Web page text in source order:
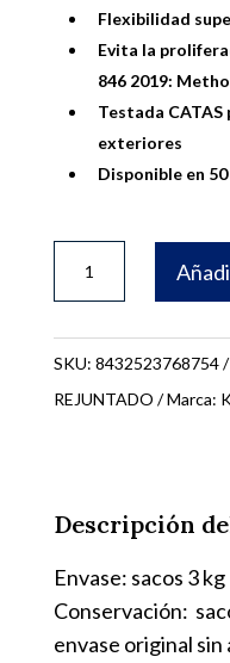
Flexibilidad
Evita la
846 2019:
Testada
exteriores
Disponible en
KK88
76825
SKU: 8432523768754
REJUNTADO
Marca:
Descripción
Envase: sacos 3 kg
Conservación:
envase original